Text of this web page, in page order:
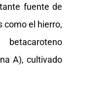
fuente de
como el hierro,
A), cultivado